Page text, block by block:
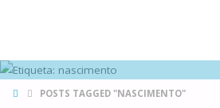
HOMEPOSTS TAGGED "NASCIMENTO"